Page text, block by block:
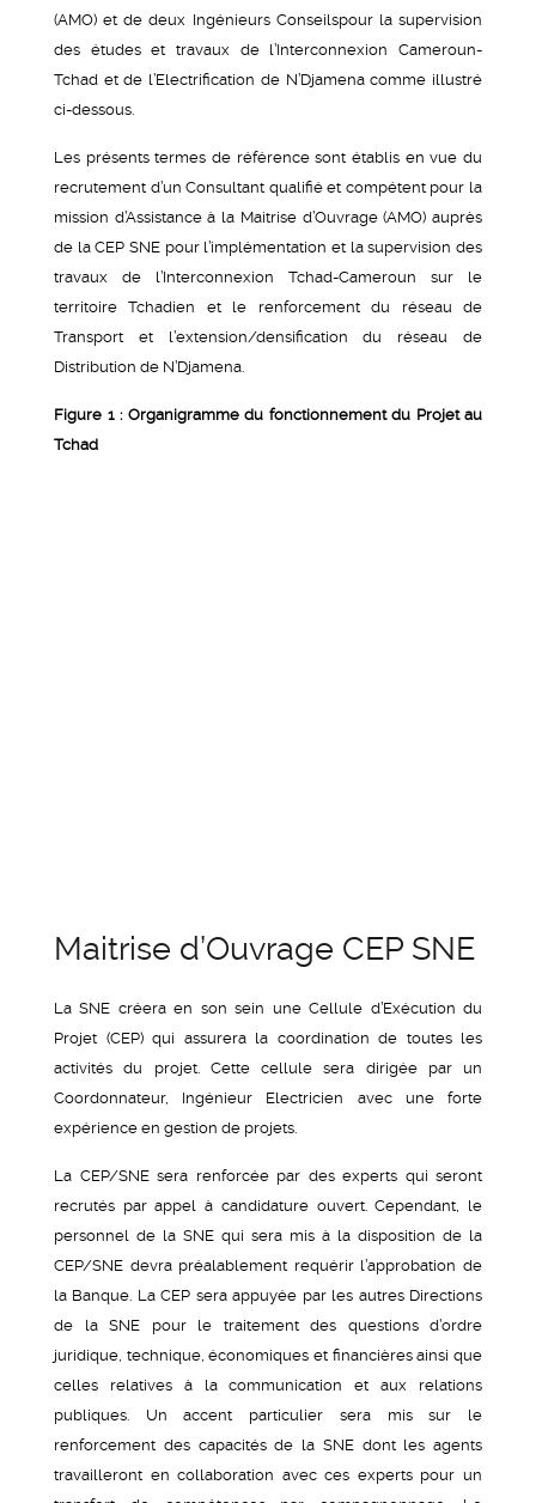
(AMO) et de deux Ingénieurs Conseilspour la supervision
des études et travaux de l’Interconnexion Cameroun-
Tchad et de l’Electrification de N’Djamena comme illustré
ci-dessous.
Les présents termes de référence sont établis en vue du
recrutement d’un Consultant qualifié et compétent pour la
mission d’Assistance à la Maitrise d’Ouvrage (AMO) auprès
de la CEP SNE pour l’implémentation et la supervision des
travaux de l’Interconnexion Tchad-Cameroun sur le
territoire Tchadien et le renforcement du réseau de
Transport et l’extension/densification du réseau de
Distribution de N’Djamena.
Figure 1 : Organigramme du fonctionnement du Projet au
Tchad
Maitrise d’Ouvrage CEP SNE
La SNE créera en son sein une Cellule d’Exécution du
Projet (CEP) qui assurera la coordination de toutes les
activités du projet. Cette cellule sera dirigée par un
Coordonnateur, Ingénieur Electricien avec une forte
expérience en gestion de projets.
La CEP/SNE sera renforcée par des experts qui seront
recrutés par appel à candidature ouvert. Cependant, le
personnel de la SNE qui sera mis à la disposition de la
CEP/SNE devra préalablement requérir l’approbation de
la Banque. La CEP sera appuyée par les autres Directions
de la SNE pour le traitement des questions d’ordre
juridique, technique, économiques et financières ainsi que
celles relatives à la communication et aux relations
publiques. Un accent particulier sera mis sur le
renforcement des capacités de la SNE dont les agents
travailleront en collaboration avec ces experts pour un